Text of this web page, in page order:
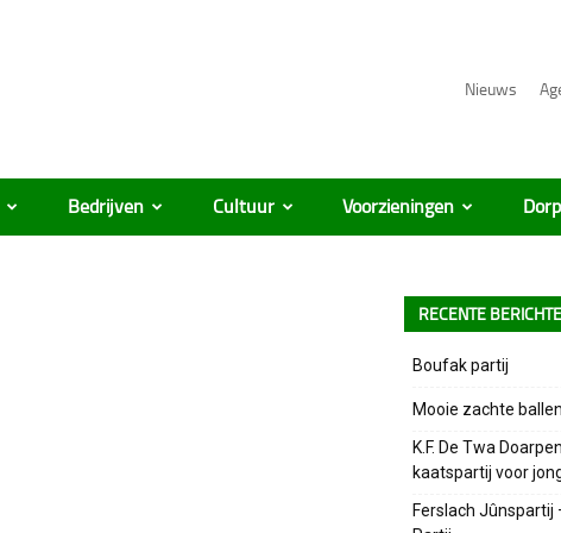
Nieuws
Bedrijven Cultuur Voorzieningen
RECENTE
Boufak partij
Mooie zachte
K.F. De Twa
kaatspartij voor
Ferslach